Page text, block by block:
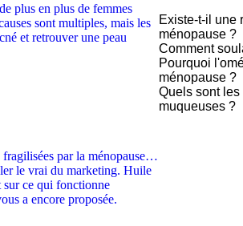
plus en plus de femmes
sont multiples, mais les
et retrouver une peau
fragilisées par la ménopause…
le vrai du marketing. Huile
ce qui fonctionne
a encore proposée.
Existe-t-il une
ménopause ?
Comment
Pourquoi
ménopause ?
Quels sont
muqueuses ?